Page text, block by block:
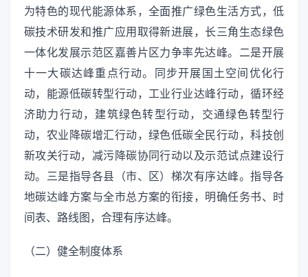
为特色的现代能源体系，全面推广绿色生活方式，低
碳技术研发和推广应用取得新进展，长三角生态绿色
一体化发展示范区嘉善片区力争率先达峰。二是开展
十一大碳达峰重点行动。同步开展国土空间优化行
动，能源低碳转型行动，工业行业达峰行动，循环经
济助力行动，建筑绿色转型行动，交通绿色转型行
动，农业降碳增汇行动，绿色低碳全民行动，科技创
新攻关行动，减污降碳协同行动以及示范试点建设行
动。三是指导各县（市、区）梯次有序达峰。指导各
地碳达峰方案与全市总方案的衔接，明确任务书、时
间表、路线图，合理有序达峰。
（二）健全制度体系